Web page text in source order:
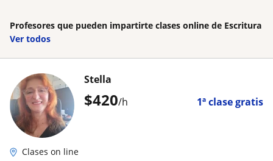
Profesores que pueden impartirte clases online de Escritura
Ver todos
$420/h 1ª clase gratis
Stella
Clases on line